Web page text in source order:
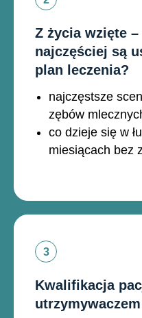
Z życia wzięte
najczęściej są
plan leczenia?
najczęstsze
zębów
co dzieje się w
miesiącach bez
Kwalifikacja